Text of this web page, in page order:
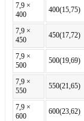
7,9 ×
400
400(15,75)
7,9 ×
450
450(17,72)
7,9 ×
500
500(19,69)
7,9 ×
550
550(21,65)
7,9 ×
600
600(23,62)